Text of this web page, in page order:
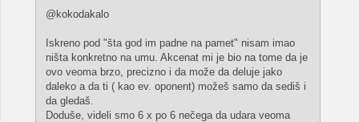
@kokodakalo
Iskreno pod "šta god im padne na pamet" nisam imao
ništa konkretno na umu. Akcenat mi je bio na tome da je
ovo veoma brzo, precizno i da može da deluje jako
daleko a da ti ( kao ev. oponent) možeš samo da sediš i
da gledaš.
Doduše, videli smo 6 x po 6 nečega da udara veoma